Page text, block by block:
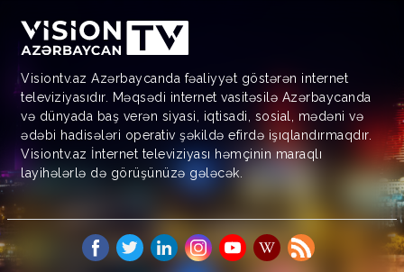
Visiontv.az Azərbaycanda fəaliyyət göstərən internet
televiziyasıdır. Məqsədi internet vasitəsilə Azərbaycanda
və dünyada baş verən siyasi, iqtisadi, sosial, mədəni və
ədəbi hadisələri operativ şəkildə efirdə işıqlandırmaqdır.
Visiontv.az İnternet televiziyası həmçinin maraqlı
layihələrlə də görüşünüzə gələcək.